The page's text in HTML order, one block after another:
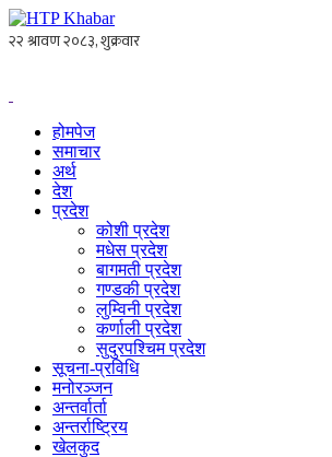
होमपेज
समाचार
अर्थ
देश
प्रदेश
कोशी प्रदेश
मधेस प्रदेश
बागमती प्रदेश
गण्डकी प्रदेश
लुम्विनी प्रदेश
कर्णाली प्रदेश
सुदुरपश्चिम प्रदेश
सूचना-प्रविधि
मनोरञ्जन
अन्तर्वार्ता
अन्तर्राष्ट्रिय
खेलकुद